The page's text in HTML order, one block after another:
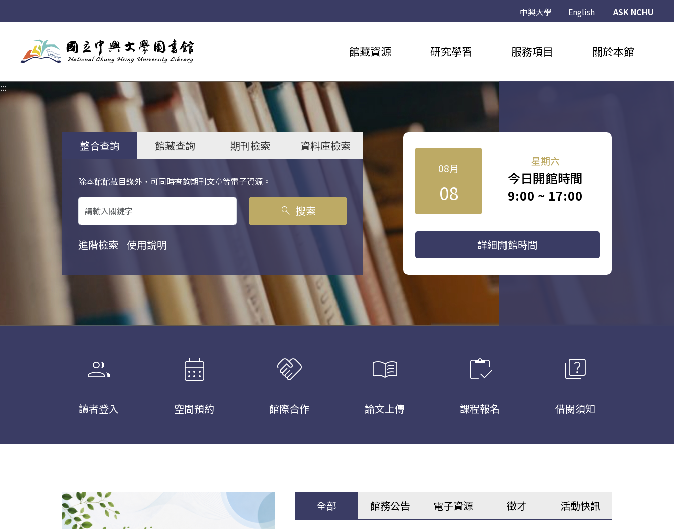
中興大學 English
ASK NCHU
館藏資源 研究學習 服務項目 關於本館
:::
整合查詢 館藏查詢 期刊檢索 資料庫檢索
除本館館藏目錄外，可同時查詢期刊文章等電子資源。
關鍵字搜尋
search 搜索
進階檢索 使用說明
08月
08
星期六
今日開館時間
9:00 ~ 17:00
詳細開館時間
group
讀者登入
calendar_month
空間預約
handshake
館際合作
menu_book
論文上傳
inventory
課程報名
quiz
借閱須知
全部 館務公告 電子資源 徵才 活動快訊